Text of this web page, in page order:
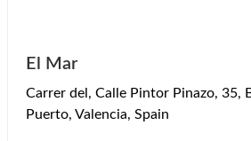
El Mar
Carrer del, Calle Pintor Pinazo, 35,
Puerto, Valencia, Spain